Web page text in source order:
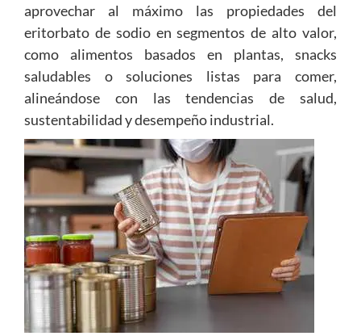
aprovechar al máximo las propiedades del
eritorbato de sodio en segmentos de alto valor,
como alimentos basados en plantas, snacks
saludables o soluciones listas para comer,
alineándose con las tendencias de salud,
sustentabilidad y desempeño industrial.